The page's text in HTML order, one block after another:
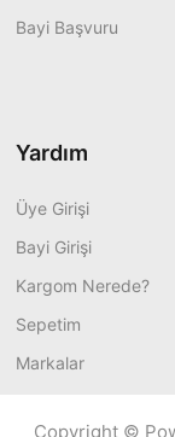
Bayi Başvuru
Yardım
Üye Girişi
Bayi Girişi
Kargom Nerede?
Sepetim
Markalar
Copyright ©